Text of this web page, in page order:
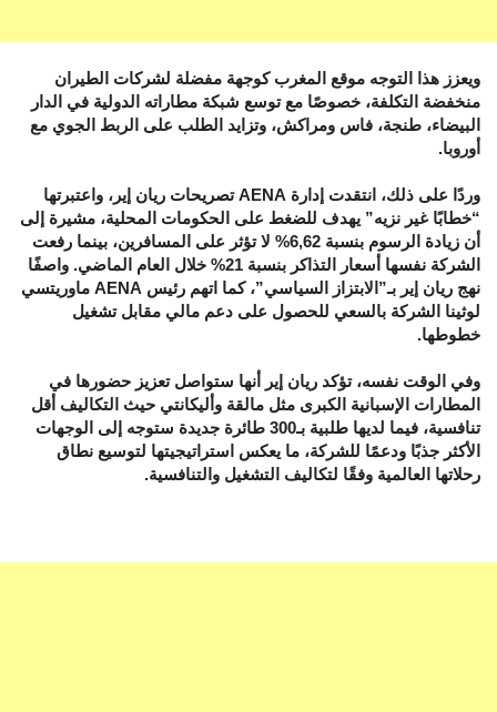
ويعزز هذا التوجه موقع المغرب كوجهة مفضلة لشركات الطيران
منخفضة التكلفة، خصوصًا مع توسع شبكة مطاراته الدولية في الدار
البيضاء، طنجة، فاس ومراكش، وتزايد الطلب على الربط الجوي مع
أوروبا.
وردًا على ذلك، انتقدت إدارة AENA تصريحات ريان إير، واعتبرتها
“خطابًا غير نزيه” يهدف للضغط على الحكومات المحلية، مشيرة إلى
أن زيادة الرسوم بنسبة 6,62% لا تؤثر على المسافرين، بينما رفعت
الشركة نفسها أسعار التذاكر بنسبة 21% خلال العام الماضي. واصفًا
نهج ريان إير بـ”الابتزاز السياسي”، كما اتهم رئيس AENA ماوريتسي
لوثينا الشركة بالسعي للحصول على دعم مالي مقابل تشغيل
خطوطها.
وفي الوقت نفسه، تؤكد ريان إير أنها ستواصل تعزيز حضورها في
المطارات الإسبانية الكبرى مثل مالقة وأليكانتي حيث التكاليف أقل
تنافسية، فيما لديها طلبية بـ300 طائرة جديدة ستوجه إلى الوجهات
الأكثر جذبًا ودعمًا للشركة، ما يعكس استراتيجيتها لتوسيع نطاق
رحلاتها العالمية وفقًا لتكاليف التشغيل والتنافسية.